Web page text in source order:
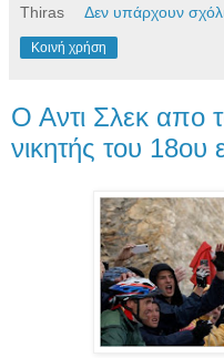
Thiras Δεν υπάρχουν
Κοινή χρήση
Ο Αντι Σλεκ απο
νικητής του 18ου